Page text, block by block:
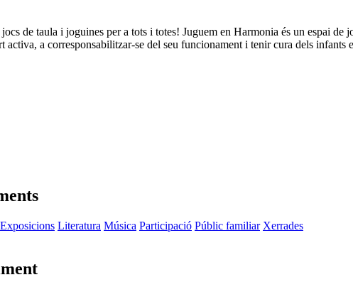
de taula i joguines per a tots i totes! Juguem en Harmonia és un espai
activa, a corresponsabilitzar-se del seu funcionament i tenir cura dels infants
Exposicions Literatura Música Participació Públic familiar Xerrades